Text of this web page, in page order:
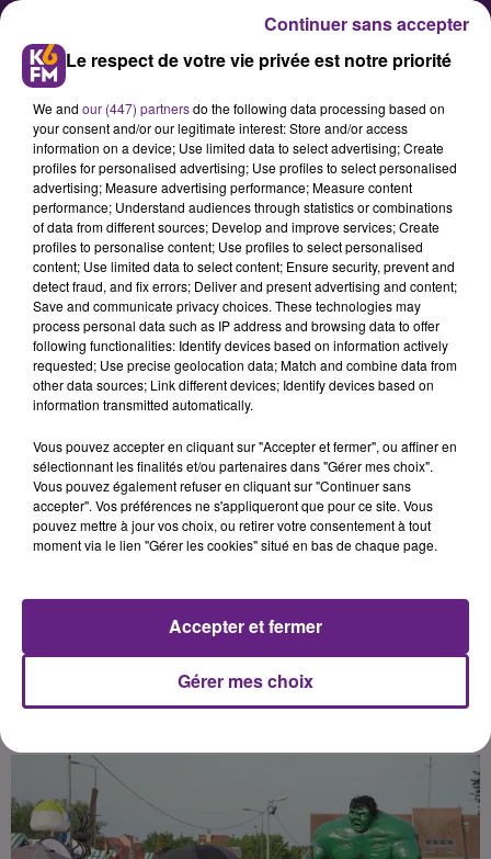
24 Heures de Beaune : tout
savoir pour ce week-end de fête
La 38è édition des 24 Heures de
Beaune revient ce vendredi soir ! Le
quartier Saint-Jacques verra
s’élancer dès 19h 42 équipes pleines
marqué par la présence de
Génération Céline, à profiter
gratuitement grâce à K6FM.
Quentin Toneatti
Le respect de votre vie privée est notre priorité
We and our (447) partnersdo the following data processing based on
your consent and/or our legitimate interest: Store and/or access
information on a device; Use limited data to select advertising; Create
profiles for personalised advertising; Use profiles to select personalised
advertising; Measure advertising performance; Measure content
performance; Understand audiences through statistics or combinations
of data from different sources; Develop and improve services; Create
profiles to personalise content; Use profiles to select personalised
content; Use limited data to select content; Ensure security, prevent and
detect fraud, and fix errors; Deliver and present advertising and content;
Save and communicate privacy choices. These technologies may
process personal data such as IP address and browsing data to offer
following functionalities: Identify devices based on information actively
requested; Use precise geolocation data; Match and combine data from
other data sources; Link different devices; Identify devices based on
information transmitted automatically.
Vous pouvez accepter en cliquant sur "Accepter et fermer", ou affiner en
sélectionnant les finalités et/ou partenaires dans "Gérer mes choix".
Vous pouvez également refuser en cliquant sur "Continuer sans
accepter". Vos préférences ne s'appliqueront que pour ce site. Vous
pouvez mettre à jour vos choix, ou retirer votre consentement à tout
moment via le lien "Gérer les cookies" situé en bas de chaque page.
Gérer mes choix
Accepter et fermer
Continuer sans accepter